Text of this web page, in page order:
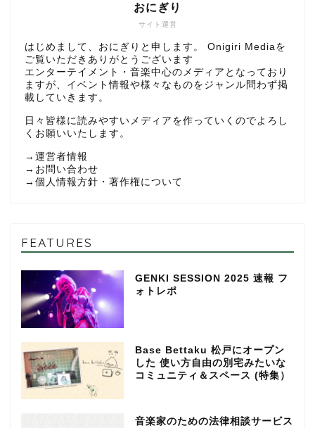
サイト運営
おにぎり
はじめまして、おにぎりと申します。 Onigiri Mediaを
ご覧いただきありがとうございます
エンターテイメント・音楽中心のメディアとなっており
ますが、イベント情報や様々なものをジャンル問わず掲
載していきます。
日々皆様に読みやすいメディアを作っていくのでよろし
くお願いいたします。
→ 運営者情報
→ お問い合わせ
→ 個人情報方針・著作権について
FEATURES
GENKI SESSION 2025 速報 フ
ォトレポ
Base Bettaku 松戸にオープン
した 使い方自由の別宅みたいな
コミュニティ＆スペース (特集）
音楽家のための法律相談サービス